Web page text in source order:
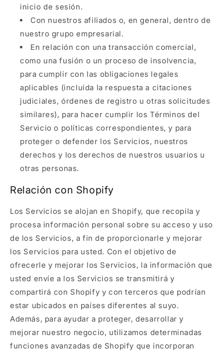
inicio de sesión.
Con nuestros afiliados o, en general, dentro de
nuestro grupo empresarial.
En relación con una transacción comercial,
como una fusión o un proceso de insolvencia,
para cumplir con las obligaciones legales
aplicables (incluida la respuesta a citaciones
judiciales, órdenes de registro u otras solicitudes
similares), para hacer cumplir los Términos del
Servicio o políticas correspondientes, y para
proteger o defender los Servicios, nuestros
derechos y los derechos de nuestros usuarios u
otras personas.
Relación con Shopify
Los Servicios se alojan en Shopify, que recopila y
procesa información personal sobre su acceso y uso
de los Servicios, a fin de proporcionarle y mejorar
los Servicios para usted. Con el objetivo de
ofrecerle y mejorar los Servicios, la información que
usted envíe a los Servicios se transmitirá y
compartirá con Shopify y con terceros que podrían
estar ubicados en países diferentes al suyo.
Además, para ayudar a proteger, desarrollar y
mejorar nuestro negocio, utilizamos determinadas
funciones avanzadas de Shopify que incorporan